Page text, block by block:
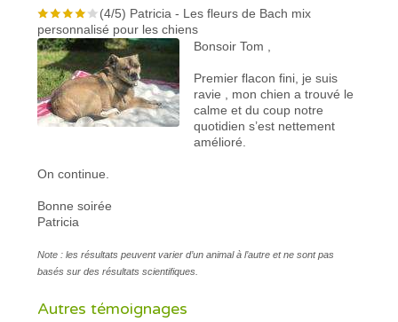
(4/5) Patricia - Les fleurs de Bach mix
personnalisé pour les chiens
Bonsoir Tom ,
Premier flacon fini, je suis
ravie , mon chien a trouvé le
calme et du coup notre
quotidien s’est nettement
amélioré.
On continue.
Bonne soirée
Patricia
Note : les résultats peuvent varier d’un animal à l’autre et ne sont pas
basés sur des résultats scientifiques.
Autres témoignages